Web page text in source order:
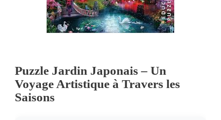
Puzzle Jardin Japonais – Un
Voyage Artistique à Travers les
Saisons